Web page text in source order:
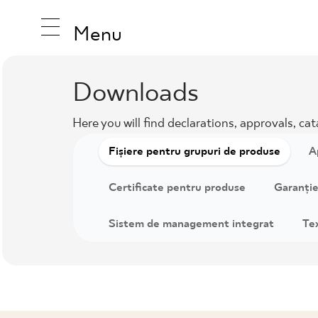
Menu
Downloads
Here you will find declarations, approvals,
Fișiere pentru grupuri de produse
Certificate pentru produse
Sistem de management integrat